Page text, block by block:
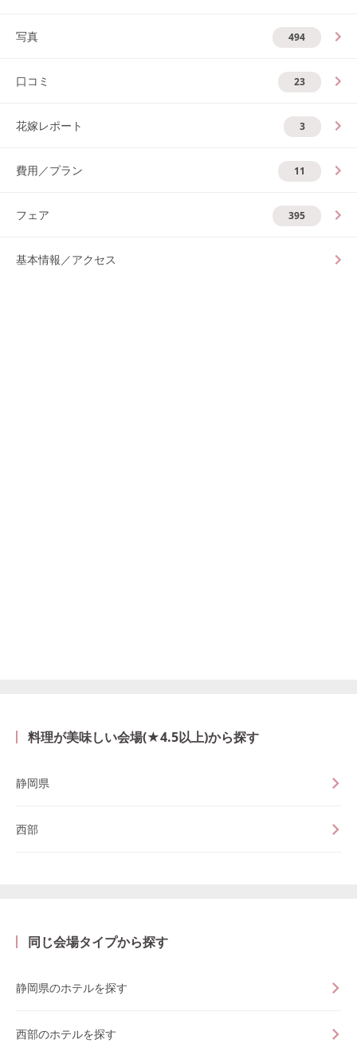
写真 494
口コミ 23
花嫁レポート 3
費用／プラン 11
フェア 395
基本情報／アクセス
料理が美味しい会場(★4.5以上)から探す
静岡県
西部
同じ会場タイプから探す
静岡県のホテルを探す
西部のホテルを探す